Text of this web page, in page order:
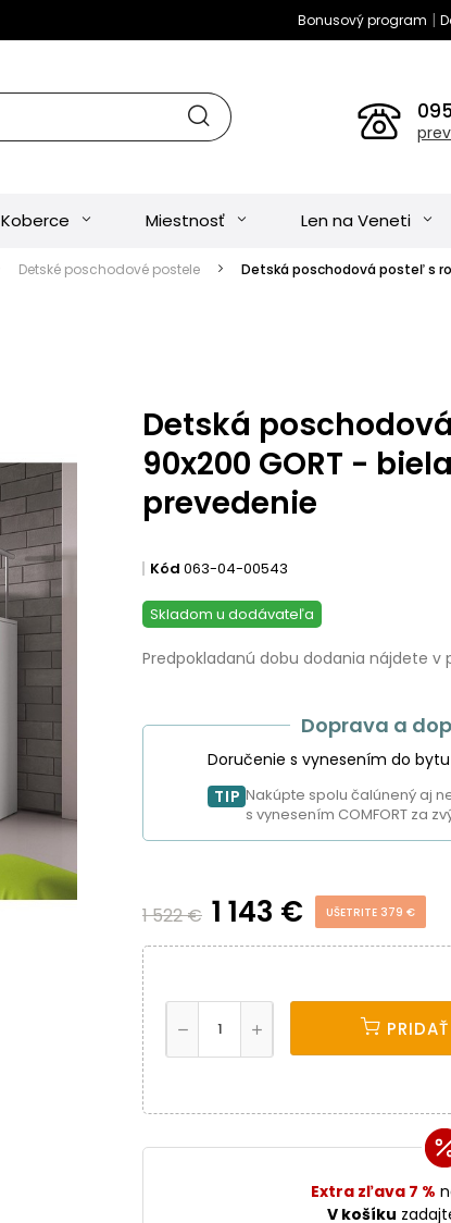
Bonusový program |
Koberce Miestnosť Len na Veneti
Detské poschodové postele
Detská poschodová posteľ s
Detská
90x200 GORT -
prevedenie
Kód 063-04-00543
Skladom u dodávateľa
Predpokladanú dobu dodania nájdete v
Doprava a
Doručenie s vynesením do bytu
TIP Nakúpte spolu čalúnený aj
s vynesením COMFORT za
1 522 € 1 143 € UŠETRITE 379 €
Extra zľava 7 %
V košíku